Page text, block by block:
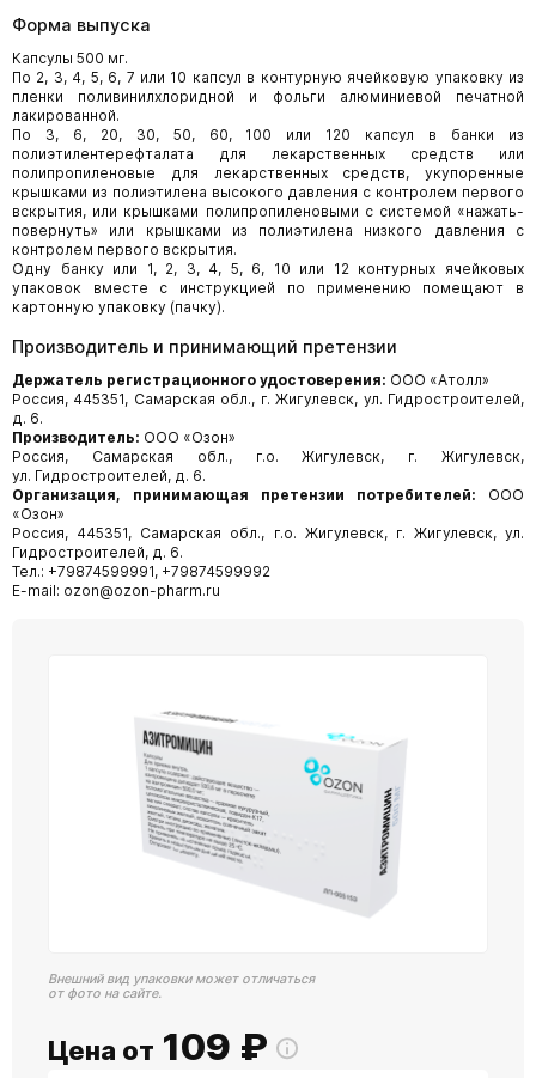
Форма выпуска
Капсулы 500 мг.
По 2, 3, 4, 5, 6, 7 или 10 капсул в контурную ячейковую упаковку из
пленки поливинилхлоридной и фольги алюминиевой печатной
лакированной.
По 3, 6, 20, 30, 50, 60, 100 или 120 капсул в банки из
полиэтилентерефталата для лекарственных средств или
полипропиленовые для лекарственных средств, укупоренные
крышками из полиэтилена высокого давления с контролем первого
вскрытия, или крышками полипропиленовыми с системой «нажать-
повернуть» или крышками из полиэтилена низкого давления с
контролем первого вскрытия.
Одну банку или 1, 2, 3, 4, 5, 6, 10 или 12 контурных ячейковых
упаковок вместе с инструкцией по применению помещают в
картонную упаковку (пачку).
Производитель и принимающий претензии
Держатель регистрационного удостоверения: ООО «Атолл»
Россия, 445351, Самарская обл., г. Жигулевск, ул. Гидростроителей,
д. 6.
Производитель: ООО «Озон»
Россия, Самарская обл., г.о. Жигулевск, г. Жигулевск,
ул. Гидростроителей, д. 6.
Организация, принимающая претензии потребителей: ООО
«Озон»
Россия, 445351, Самарская обл., г.о. Жигулевск, г. Жигулевск, ул.
Гидростроителей, д. 6.
Тел.: +79874599991, +79874599992
E-mail: ozon@ozon-pharm.ru
Внешний вид упаковки может отличаться
от фото на сайте.
Цена от 109 ₽